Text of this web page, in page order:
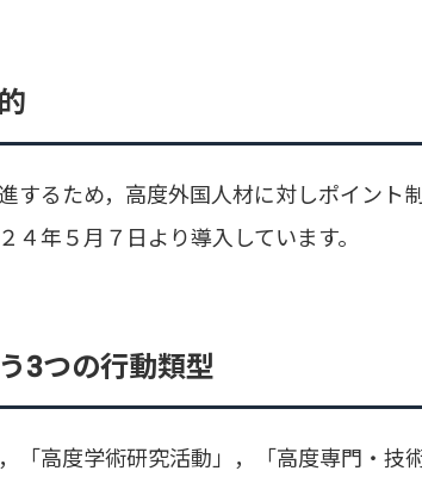
するため，高度外国人材に対しポイント
４年５月７日より導入しています。
3つの行動類型
「高度学術研究活動」，「高度専門・技